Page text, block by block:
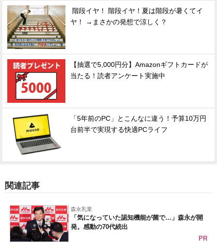
階段イヤ！ 階段イヤ！夏は階段が暑くてイ
ヤ！ →まさかの発想で涼しく？
【抽選で5,000円分】Amazonギフトカードが
当たる！読者アンケート実施中
「5年前のPC」とこんなに違う！予算10万円
台前半で実現する快適PCライフ
関連記事
森永乳業
「気になっていた認知機能が菌で…」森永が開
発。感動の70代続出
PR